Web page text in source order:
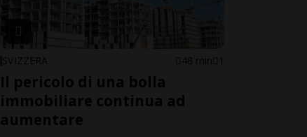
SVIZZERA 48 min 1
Il pericolo di una bolla
immobiliare continua ad
aumentare